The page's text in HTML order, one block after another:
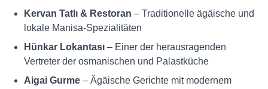
Kervan Tatlı & Restoran – Traditionelle ägäische und
lokale Manisa-Spezialitäten
Hünkar Lokantası – Einer der herausragenden
Vertreter der osmanischen und Palastküche
Aigai Gurme – Ägäische Gerichte mit modernem